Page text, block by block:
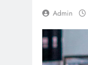
Admin